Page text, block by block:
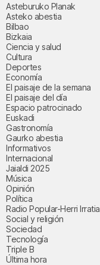
Asteburuko Planak
Asteko abestia
Bilbao
Bizkaia
Ciencia y salud
Cultura
Deportes
Economía
El paisaje de la semana
El paisaje del día
Espacio patrocinado
Euskadi
Gastronomía
Gaurko abestia
Informativos
Internacional
Jaialdi 2025
Música
Opinión
Política
Radio Popular-Herri Irratia
Social y religión
Sociedad
Tecnología
Triple B
Última hora